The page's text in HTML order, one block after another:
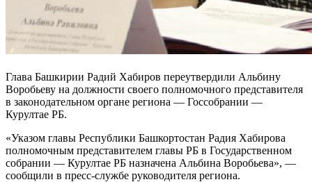
Глава Башкирии Радий Хабиров переутвердили Альбину
Воробьеву на должности своего полномочного представителя
в законодательном органе региона — Госсобрании —
Курултае РБ.
«Указом главы Республики Башкортостан Радия Хабирова
полномочным представителем главы РБ в Государственном
собрании — Курултае РБ назначена Альбина Воробьева», —
сообщили в пресс-службе руководителя региона.